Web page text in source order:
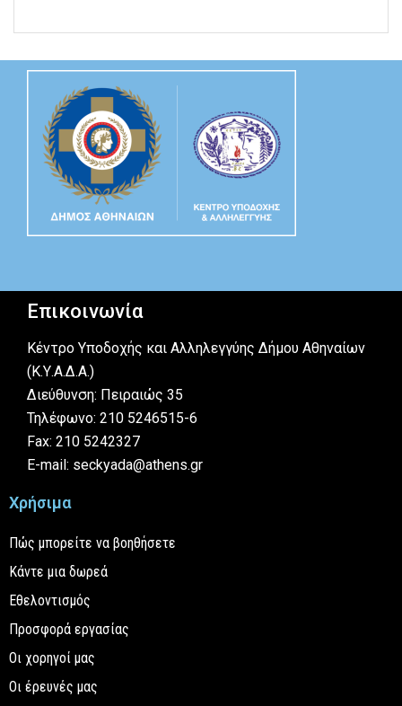
Επικοινωνία
Κέντρο Υποδοχής και Αλληλεγγύης Δήμου Αθηναίων
(Κ.Υ.Α.Δ.Α.)
Διεύθυνση: Πειραιώς 35
Τηλέφωνο: 210 5246515-6
Fax: 210 5242327
E-mail: seckyada@athens.gr
Χρήσιμα
Πώς μπορείτε να βοηθήσετε
Κάντε μια δωρεά
Εθελοντισμός
Προσφορά εργασίας
Οι χορηγοί μας
Οι έρευνές μας